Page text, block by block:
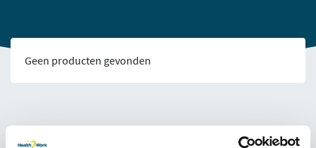
Geen producten gevonden